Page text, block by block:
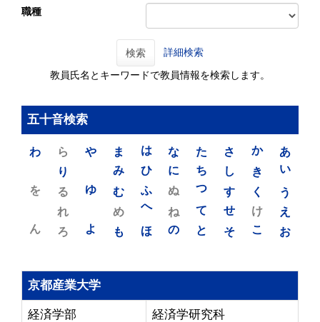
職種
検索 詳細検索
教員氏名とキーワードで教員情報を検索します。
五十音検索
あ
い
う
え
お
か
き
く
け
こ
さ
し
す
せ
そ
た
ち
つ
て
と
な
に
ぬ
ね
の
は
ひ
ふ
へ
ほ
ま
み
む
め
も
や
ゆ
よ
ら
り
る
れ
ろ
わ
を
ん
京都産業大学
経済学部 経済学研究科